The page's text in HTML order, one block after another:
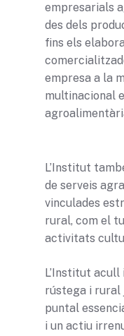
empresarials
des dels
fins els
empresa a la
multinacional
L’Institut
de serveis
vinculades
rural, com el
activitats
L’Institut
rústega i rural
puntal
i un actiu